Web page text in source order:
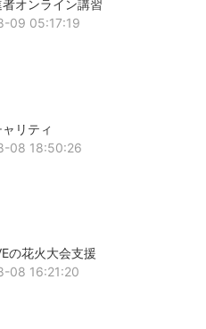
オンライン講習
09 05:17:19
リティ
08 18:50:26
の花火大会支援
08 16:21:20